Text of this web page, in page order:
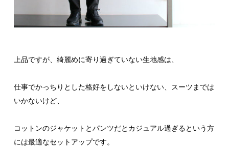
上品ですが、綺麗めに寄り過ぎていない生地感は、
仕事でかっちりとした格好をしないといけない、スーツまでは
いかないけど、
コットンのジャケットとパンツだとカジュアル過ぎるという方
には最適なセットアップです。